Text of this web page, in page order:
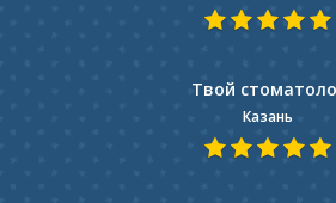
Твой
Казань